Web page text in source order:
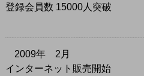
登録会員数 15000人突破
2009年 2月
インターネット販売開始